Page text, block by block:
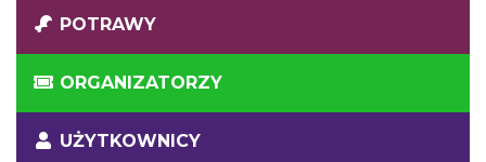
POTRAWY
ORGANIZATORZY
UŻYTKOWNICY